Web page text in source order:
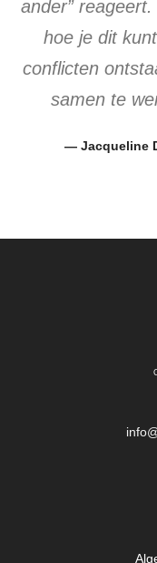
ander”
hoe je dit
conflicten
samen te
— Jacqueline